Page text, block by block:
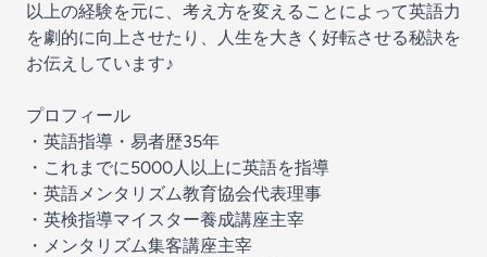
以上の経験を元に、考え方を変えることによって英語力
を劇的に向上させたり、人生を大きく好転させる秘訣を
お伝えしています♪
プロフィール
・英語指導・易者歴35年
・これまでに5000人以上に英語を指導
・英語メンタリズム教育協会代表理事
・英検指導マイスター養成講座主宰
・メンタリズム集客講座主宰